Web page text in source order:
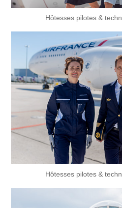
Hôtesses pilotes &
Hôtesses pilotes &